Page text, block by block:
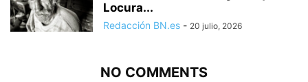
Locura...
Redacción BN.es - 20 julio, 2026
NO COMMENTS